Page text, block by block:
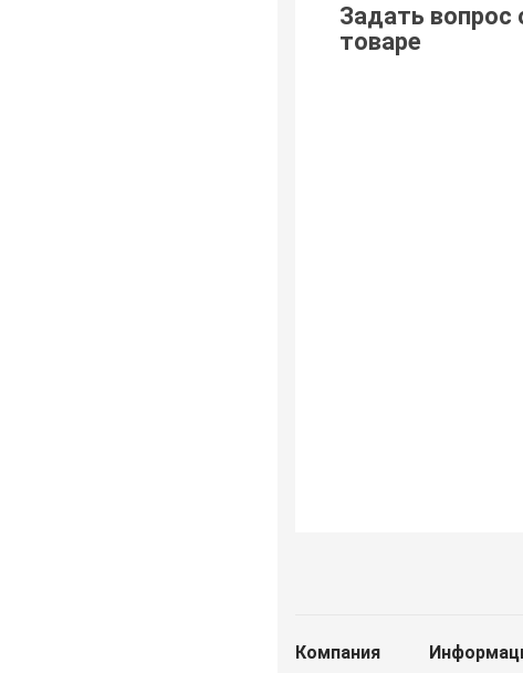
Задать вопрос
товаре
Компания